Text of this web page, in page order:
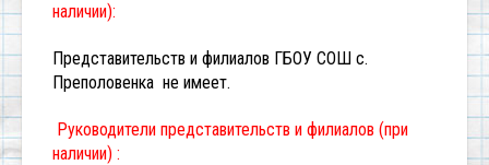
наличии):
Представительств и филиалов ГБОУ СОШ с.
Преполовенка не имеет.
Руководители представительств и филиалов (при
наличии) :